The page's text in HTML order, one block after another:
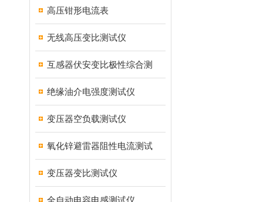
高压钳形电流表
无线高压变比测试仪
互感器伏安变比极性综合测
绝缘油介电强度测试仪
变压器空负载测试仪
氧化锌避雷器阻性电流测试
变压器变比测试仪
全自动电容电感测试仪